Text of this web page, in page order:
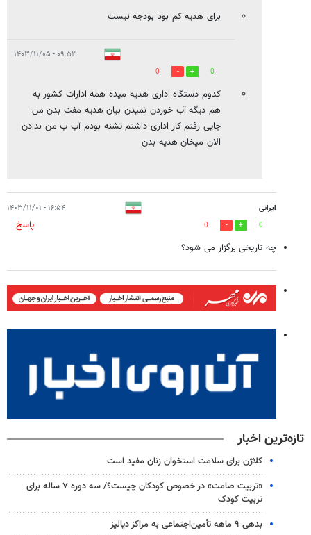
برای هدیه کم بود بودجه نیست
۰۹:۵۲ - ۱۴۰۳/۱۱/۰۵
0
0
کدوم دستگاه اداری هدیه میده همه ادارات کشور به
هم دیگه آب خوردن نمیدن بیان هدیه مفت بدن من
جایی رفتم کار اداری داشتم تشنه بودم آب ب من ندادن
الان میخان هدیه بدن
ایرانی ۱۶:۵۴ - ۱۴۰۳/۱۱/۰۱
0
0
پاسخ
چه تاریخی برگزار می شود؟
تازه‌ترین اخبار
کلاژن برای سلامت استخوان زنان مفید است
«تربیت صامت» در خصوص کودکان چیست؟/ سه دوره ۷ ساله برای
تربیت کودک
بدهی ۹ ماهه تأمین‌اجتماعی به مراکز دیالیز